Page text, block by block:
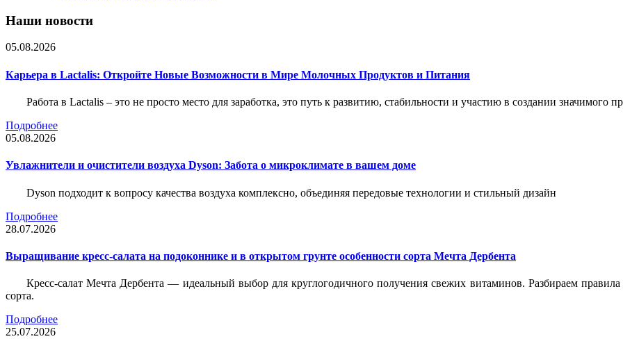
Наши новости
05.08.2026
Карьера в Lactalis: Откройте Новые Возможности в Мире Молочных Продуктов и Питания
Работа в Lactalis – это не просто место для заработка, это путь к развитию, стабильности и участию в создании значимого
Подробнее
05.08.2026
Увлажнители и очистители воздуха Dyson: Забота о микроклимате в вашем доме
Dyson подходит к вопросу качества воздуха комплексно, объединяя передовые технологии и стильный дизайн
Подробнее
28.07.2026
Выращивание кресс-салата на подоконнике и в открытом грунте особенности сорта Мечта Дербента
Кресс-салат Мечта Дербента — идеальный выбор для круглогодичного получения свежих витаминов. Разбираем
сорта.
Подробнее
25.07.2026